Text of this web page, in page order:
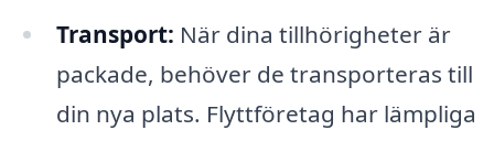
Transport: När dina tillhörigheter är
packade, behöver de transporteras till
din nya plats. Flyttföretag har lämpliga